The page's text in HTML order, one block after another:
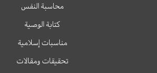
محاسبة النفس
كتابة الوصية
مناسبات إسلامية
تحقيقات ومقالات